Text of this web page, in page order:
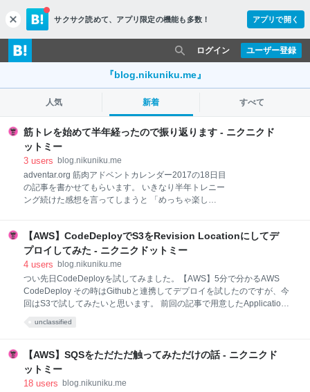
c
l
o
s
サクサク読めて、 アプリ限定の機能も多数！ アプリで開く
ユーザー登録
ログイン
『blog.nikuniku.me』
人気 新着 すべて
筋トレを始めて半年経ったので振り返ります - ニクニクド
ットミー
3 users blog.nikuniku.me
adventar.org 筋肉アドベントカレンダー2017の18日目
の記事を書かせてもらいます。 いきなり半年トレニー
ング続けた感想を言ってしまうと 「めっちゃ楽し
だ計測したことがありません） 3ヶ月くらい続けた頃
に「体つきが変わった」「ガタイが良くなった」と言
われるようになってモチベーション高くなりました。
今回筋肉アドベントカレンダーでは、筋トレを始めた
きっかけやトレーニングの始め方などを半年続けた目
線で書かせてもらいます。 筋トレ半年の初心者の話で
くれると幸いです！（この投稿は18日の昼くらいにな
筋トレを始めるようと思う方へ まったくトレーニング
したこと無い人はいきなりジムに行くの
【AWS】CodeDeployでS3をRevision Locationにしてデ
プロイしてみた - ニクニクドットミー
4 users blog.nikuniku.me
つい先日CodeDeployを試してみました。【AWS】5分で分かるAWS
CodeDeploy その時はGithubと連携してデプロイを試したのですが、今
回はS3で試してみたいと思います。 前回の記事で用意したApplication
てしまうとデプロイがDownloadBundleでコケます。 aws deploy push
でリビジョンのアップロード リビジョンとはデプロイするソースコード
を指します。 リビジョンのアップロードにawscliを使ってみます。 ちな
unclassified
【AWS】SQSをただただ触ってみただけの話 - ニクニクド
ットミー
18 users blog.nikuniku.me